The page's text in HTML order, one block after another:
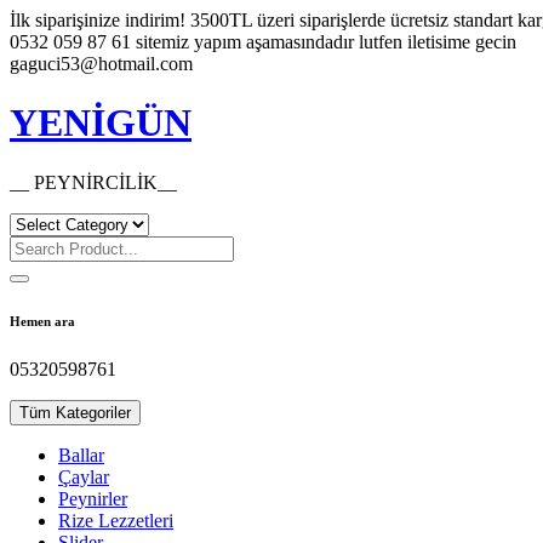
Skip
to
content
İlk siparişinize indirim! 3500TL üzeri siparişlerde ücretsiz standart
0532 059 87 61 sitemiz yapım aşamasındadır lutfen iletisime gecin
gaguci53@hotmail.com
YENİGÜN
__ PEYNİRCİLİK__
Hemen ara
05320598761
Tüm Kategoriler
Ballar
Çaylar
Peynirler
Rize Lezzetleri